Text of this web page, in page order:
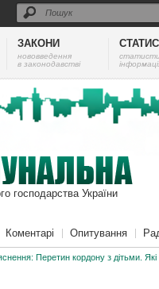
ЗАКОНИ
нововведення
в законодавстві
господарства України
Коментарі Опитування
Перетин кордону з дітьми.